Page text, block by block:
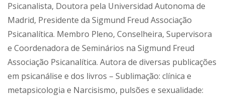
Psicanalista, Doutora pela Universidad Autonoma de
Madrid, Presidente da Sigmund Freud Associação
Psicanalítica. Membro Pleno, Conselheira, Supervisora
e Coordenadora de Seminários na Sigmund Freud
Associação Psicanalítica. Autora de diversas publicações
em psicanálise e dos livros – Sublimação: clínica e
metapsicologia e Narcisismo, pulsões e sexualidade: